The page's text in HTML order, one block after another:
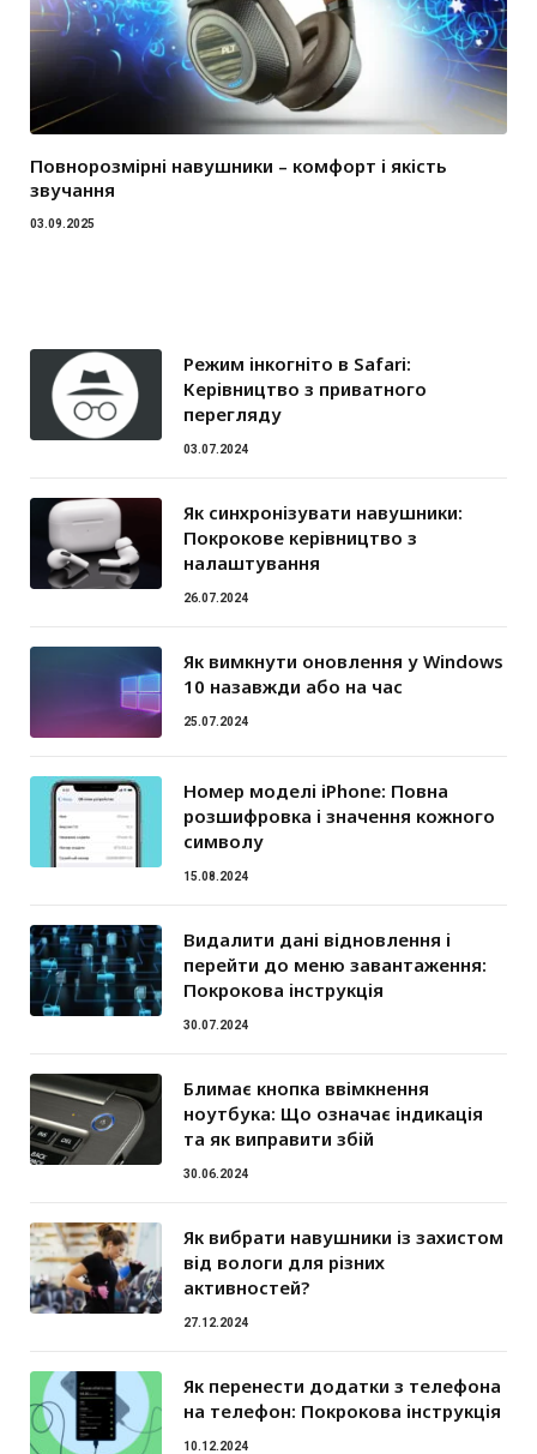
Повнорозмірні навушники – комфорт і якість
звучання
03.09.2025
Режим інкогніто в Safari:
Керівництво з приватного
перегляду
03.07.2024
Як синхронізувати навушники:
Покрокове керівництво з
налаштування
26.07.2024
Як вимкнути оновлення у Windows
10 назавжди або на час
25.07.2024
Номер моделі iPhone: Повна
розшифровка і значення кожного
символу
15.08.2024
Видалити дані відновлення і
перейти до меню завантаження:
Покрокова інструкція
30.07.2024
Блимає кнопка ввімкнення
ноутбука: Що означає індикація
та як виправити збій
30.06.2024
Як вибрати навушники із захистом
від вологи для різних
активностей?
27.12.2024
Як перенести додатки з телефона
на телефон: Покрокова інструкція
10.12.2024